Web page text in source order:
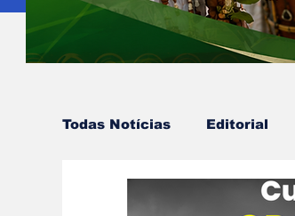
Todas Notícias Editorial
Colunista - Mestre Kaluanã